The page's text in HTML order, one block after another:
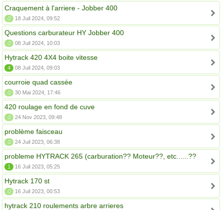
Craquement à l'arriere - Jobber 400
0 18 Juil 2024, 09:52
Questions carburateur HY Jobber 400
0 08 Juil 2024, 10:03
Hytrack 420 4X4 boite vitesse
4 08 Juil 2024, 09:03
courroie quad cassée
0 30 Mai 2024, 17:46
420 roulage en fond de cuve
0 24 Nov 2023, 09:48
problème faisceau
0 24 Juil 2023, 06:38
probleme HYTRACK 265 (carburation?? Moteur??, etc......??
1 16 Juil 2023, 05:25
Hytrack 170 st
0 16 Juil 2023, 00:53
hytrack 210 roulements arbre arrieres